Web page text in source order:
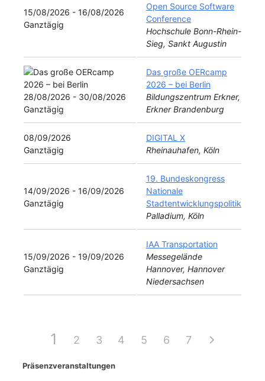
15/08/2026 - 16/08/2026
Ganztägig
Open Source Software
Conference
Hochschule Bonn-Rhein-
Sieg, Sankt Augustin
28/08/2026 - 30/08/2026
Ganztägig
Das große OERcamp
2026 – bei Berlin
Bildungszentrum Erkner,
Erkner Brandenburg
08/09/2026
Ganztägig
DIGITAL X
Rheinauhafen, Köln
14/09/2026 - 16/09/2026
Ganztägig
19. Bundeskongress
Nationale
Stadtentwicklungspolitik
Palladium, Köln
15/09/2026 - 19/09/2026
Ganztägig
IAA Transportation
Messegelände
Hannover, Hannover
Niedersachsen
1 2 3 4 5 6 7
Präsenzveranstaltungen